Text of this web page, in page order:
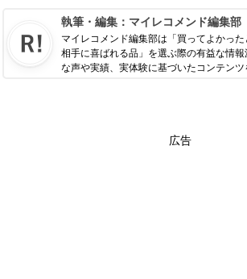
執筆・編集： マイレコメンド編集部
マイレコメンド編集部は「買ってよかっ
相手に喜ばれる品」を選ぶ際の有益な情
な声や実績、実体験に基づいたコンテンツ
広告